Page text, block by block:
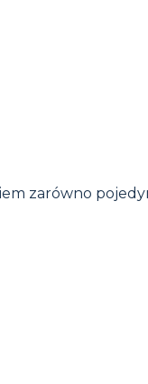
zarówno